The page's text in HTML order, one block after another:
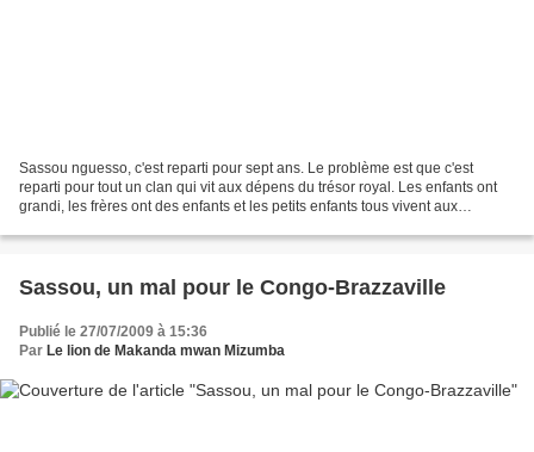
Sassou nguesso, c'est reparti pour sept ans. Le problème est que c'est
reparti pour tout un clan qui vit aux dépens du trésor royal. Les enfants ont
grandi, les frères ont des enfants et les petits enfants tous vivent aux
Sassou, un mal pour le Congo-Brazzaville
Publié le 27/07/2009 à 15:36
Par Le lion de Makanda mwan Mizumba